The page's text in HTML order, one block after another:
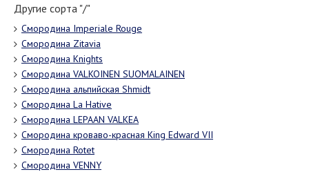
Другие сорта "/"
Смородина Imperialе Rouge
Смородина Zitavia
Смородина Knights
Смородина VALKOINEN SUOMALAINEN
Смородина альпийская Shmidt
Смородина La Hative
Смородина LEPAAN VALKEA
Смородина кроваво-красная King Edward VII
Смородина Rotet
Смородина VENNY